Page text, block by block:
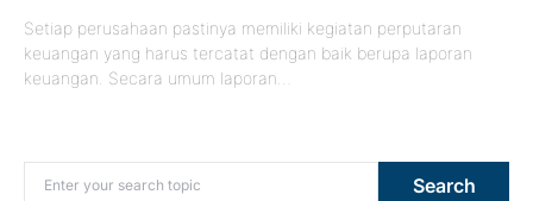
Setiap perusahaan pastinya memiliki kegiatan perputaran
keuangan yang harus tercatat dengan baik berupa laporan
keuangan. Secara umum laporan…
Search for: Search